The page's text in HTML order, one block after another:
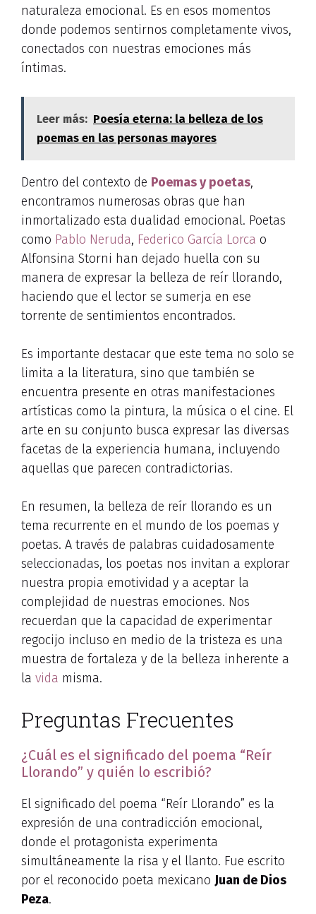
naturaleza emocional. Es en esos momentos
donde podemos sentirnos completamente vivos,
conectados con nuestras emociones más
íntimas.
Leer más: Poesía eterna: la belleza de los
poemas en las personas mayores
Dentro del contexto de Poemas y poetas,
encontramos numerosas obras que han
inmortalizado esta dualidad emocional. Poetas
como Pablo Neruda, Federico García Lorca o
Alfonsina Storni han dejado huella con su
manera de expresar la belleza de reír llorando,
haciendo que el lector se sumerja en ese
torrente de sentimientos encontrados.
Es importante destacar que este tema no solo se
limita a la literatura, sino que también se
encuentra presente en otras manifestaciones
artísticas como la pintura, la música o el cine. El
arte en su conjunto busca expresar las diversas
facetas de la experiencia humana, incluyendo
aquellas que parecen contradictorias.
En resumen, la belleza de reír llorando es un
tema recurrente en el mundo de los poemas y
poetas. A través de palabras cuidadosamente
seleccionadas, los poetas nos invitan a explorar
nuestra propia emotividad y a aceptar la
complejidad de nuestras emociones. Nos
recuerdan que la capacidad de experimentar
regocijo incluso en medio de la tristeza es una
muestra de fortaleza y de la belleza inherente a
la vida misma.
Preguntas Frecuentes
¿Cuál es el significado del poema “Reír
Llorando” y quién lo escribió?
El significado del poema “Reír Llorando” es la
expresión de una contradicción emocional,
donde el protagonista experimenta
simultáneamente la risa y el llanto. Fue escrito
por el reconocido poeta mexicano Juan de Dios
Peza.